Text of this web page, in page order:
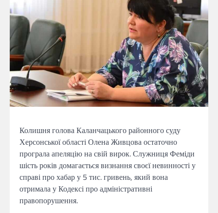
Колишня голова Каланчацького районного суду
Херсонської області Олена Живцова остаточно
програла апеляцію на свій вирок. Служниця Феміди
шість років домагається визнання своєї невинності у
справі про хабар у 5 тис. гривень, який вона
отримала у Кодексі про адміністративні
правопорушення.